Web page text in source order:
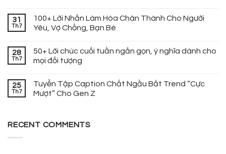
31
Th7
100+ Lời Nhắn Làm Hòa Chân Thành Cho Người
Yêu, Vợ Chồng, Bạn Bè
28
Th7
50+ Lời chúc cuối tuần ngắn gọn, ý nghĩa dành cho
mọi đối tượng
25
Th7
Tuyển Tập Caption Chất Ngầu Bắt Trend “Cực
Mượt” Cho Gen Z
RECENT COMMENTS